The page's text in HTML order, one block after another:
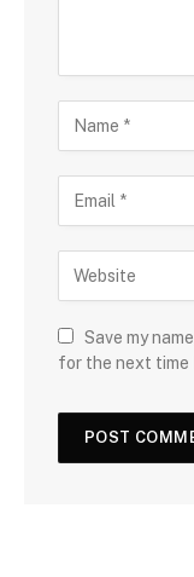
Save my
for the next time